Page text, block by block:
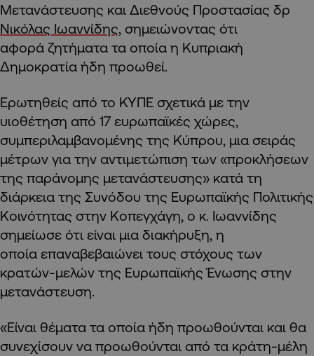
Μετανάστευσης και Διεθνούς Προστασίας δρ
Νικόλας Ιωαννίδης, σημειώνοντας ότι
αφορά ζητήματα τα οποία η Κυπριακή
Δημοκρατία ήδη προωθεί.
Ερωτηθείς από το ΚΥΠΕ σχετικά με την
υιοθέτηση από 17 ευρωπαϊκές χώρες,
συμπεριλαμβανομένης της Κύπρου, μια σειράς
μέτρων για την αντιμετώπιση των «προκλήσεων
της παράνομης μετανάστευσης» κατά τη
διάρκεια της Συνόδου της Ευρωπαϊκής Πολιτικής
Κοινότητας στην Κοπεγχάγη, ο κ. Ιωαννίδης
σημείωσε ότι είναι μια διακήρυξη, η
οποία επαναβεβαιώνει τους στόχους των
κρατών-μελών της Ευρωπαϊκής Ένωσης στην
μετανάστευση.
«Είναι θέματα τα οποία ήδη προωθούνται και θα
συνεχίσουν να προωθούνται από τα κράτη-μέλη